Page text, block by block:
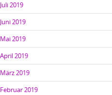
Juli 2019
Juni 2019
Mai 2019
April 2019
März 2019
Februar 2019